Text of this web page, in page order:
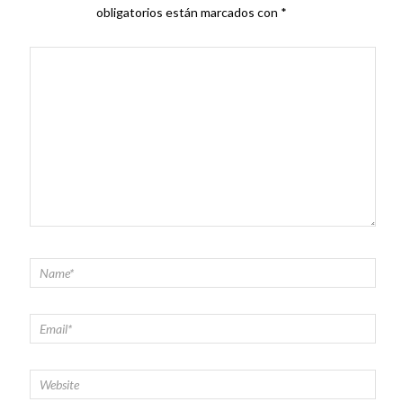
obligatorios están marcados con *